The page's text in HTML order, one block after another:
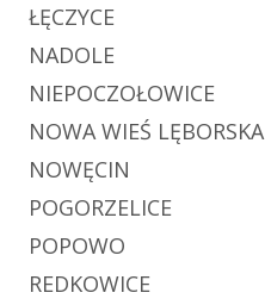
ŁĘCZYCE
NADOLE
NIEPOCZOŁOWICE
NOWA WIEŚ LĘBORSKA
NOWĘCIN
POGORZELICE
POPOWO
REDKOWICE